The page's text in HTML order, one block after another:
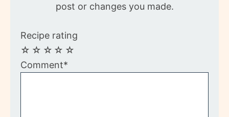
post or changes you made.
Recipe rating
☆
☆
☆
☆
☆
Comment*